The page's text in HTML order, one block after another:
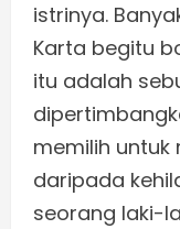
istrinya.
Karta begitu
itu adalah
memilih untuk
daripada
seorang laki-